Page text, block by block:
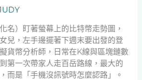
名）盯著螢幕上的比特幣走勢圖，
兒，左手邊擺著下週末要出發的登
貨幣分析師，日常在K線與區塊鏈數
第一次帶家人走百岳路線，最大的
而是「手機沒訊號時怎麼認路」。